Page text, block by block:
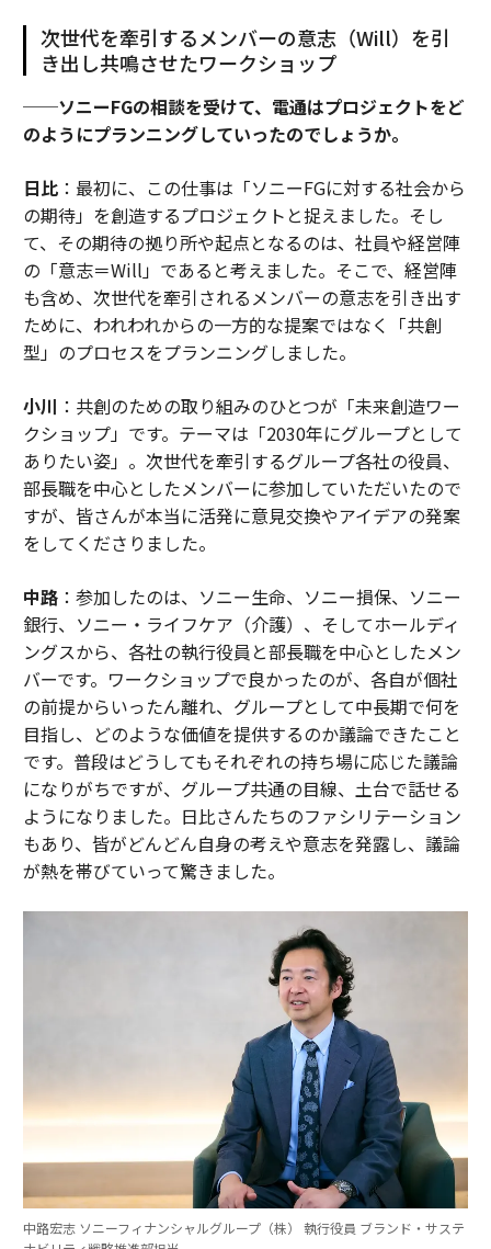
次世代を牽引するメンバーの意志（Will）を引
き出し共鳴させたワークショップ
──ソニーFGの相談を受けて、電通はプロジェクトをど
のようにプランニングしていったのでしょうか。
日比：最初に、この仕事は「ソニーFGに対する社会から
の期待」を創造するプロジェクトと捉えました。そし
て、その期待の拠り所や起点となるのは、社員や経営陣
の「意志＝Will」であると考えました。そこで、経営陣
も含め、次世代を牽引されるメンバーの意志を引き出す
ために、われわれからの一方的な提案ではなく「共創
型」のプロセスをプランニングしました。
小川 ：共創のための取り組みのひとつが「未来創造ワー
クショップ」です。テーマは「2030年にグループとして
ありたい姿」。次世代を牽引するグループ各社の役員、
部長職を中心としたメンバーに参加していただいたので
すが、皆さんが本当に活発に意見交換やアイデアの発案
をしてくださりました。
中路：参加したのは、ソニー生命、ソニー損保、ソニー
銀行、ソニー・ライフケア（介護）、そしてホールディ
ングスから、各社の執行役員と部長職を中心としたメン
バーです。ワークショップで良かったのが、各自が個社
の前提からいったん離れ、グループとして中長期で何を
目指し、どのような価値を提供するのか議論できたこと
です。普段はどうしてもそれぞれの持ち場に応じた議論
になりがちですが、グループ共通の目線、土台で話せる
ようになりました。日比さんたちのファシリテーション
もあり、皆がどんどん自身の考えや意志を発露し、議論
が熱を帯びていって驚きました。
中路宏志 ソニーフィナンシャルグループ（株） 執行役員 ブランド・サステ